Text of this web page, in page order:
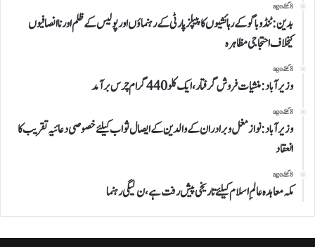
8 گھنٹے ago
بدین: ٹنڈوباگو کے رہائشیوں کا پیپلز پارٹی کے رہنماؤں اور پولیس کے ظلم اور ناانصافیوں
کیخلاف احتجاجی مظاہرہ
8 گھنٹے ago
وزیرآباد:منشیات فروش گرفتار،ایک کلو 440 گرام چرس برآمد
8 گھنٹے ago
وزیرآباد: نواز مغل وبرادران کے والدین کے ایصال ثواب کیلئے خصوصی دعائیہ تقریب کا
انعقاد
8 گھنٹے ago
مکہ معاہدہ عالمِ اسلام کیلئے تاریخی پیش رفت ہے،ن لیگی رہنما